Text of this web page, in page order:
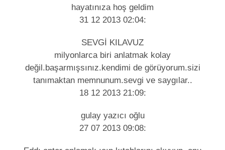
hayatınıza hoş geldim
31 12 2013 02:04:
SEVGİ KILAVUZ
milyonlarca biri anlatmak kolay
değil.başarmışsınız.kendimi de görüyorum.sizi
tanımaktan memnunum.sevgi ve saygılar..
18 12 2013 21:09:
gulay yazıcı oğlu
27 07 2013 09:08: